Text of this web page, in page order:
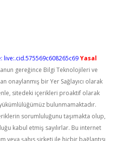
live:.cid.575569c608265c69Yasal
gereğince Bilgi Teknolojileri ve
onaylanmış bir Yer Sağlayıcı olarak
sitedeki içerikleri proaktif olarak
bulunmamaktadır.
sorumluluğunu taşımakta olup,
kabul etmiş sayılırlar. Bu internet
veya şahıs şirketi ile hiçbir bağlantısı